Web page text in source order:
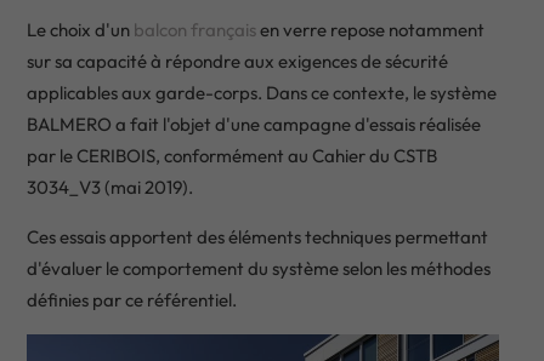
Le choix d'un balcon françaisen verre repose notamment
sur sa capacité à répondre aux exigences de sécurité
applicables aux garde-corps. Dans ce contexte, le système
BALMERO a fait l'objet d'une campagne d'essais réalisée
par le CERIBOIS, conformément au Cahier du CSTB
3034_V3 (mai 2019).
Ces essais apportent des éléments techniques permettant
d'évaluer le comportement du système selon les méthodes
définies par ce référentiel.